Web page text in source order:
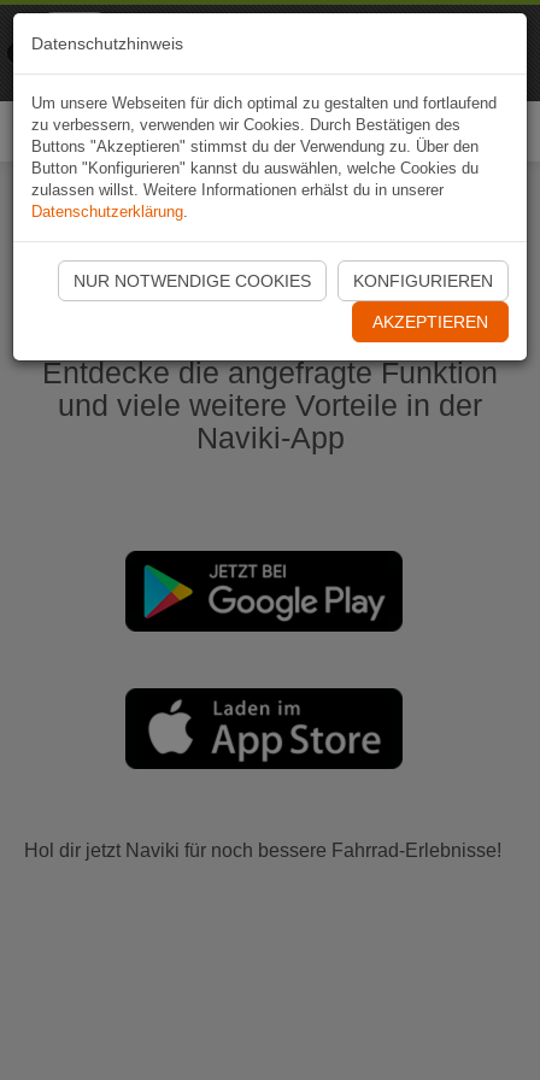
Naviki App jetzt öffnen
Entdecke die angefragte Funktion
und viele weitere Vorteile in der
Naviki-App
Hol dir jetzt Naviki für noch bessere Fahrrad-Erlebnisse!
Datenschutzhinweis
Um unsere Webseiten für dich optimal zu gestalten und fortlaufend
zu verbessern, verwenden wir Cookies. Durch Bestätigen des
Buttons "Akzeptieren" stimmst du der Verwendung zu. Über den
Button "Konfigurieren" kannst du auswählen, welche Cookies du
zulassen willst. Weitere Informationen erhälst du in unserer
Datenschutzerklärung.
NUR NOTWENDIGE COOKIES KONFIGURIEREN
AKZEPTIEREN
Naviki